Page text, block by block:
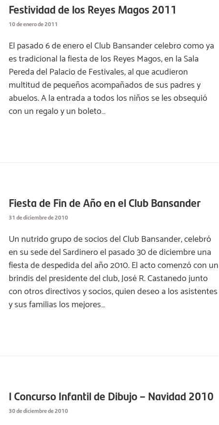
Festividad de los Reyes Magos 2011
10 de enero de 2011
El pasado 6 de enero el Club Bansander celebro como ya
es tradicional la fiesta de los Reyes Magos, en la Sala
Pereda del Palacio de Festivales, al que acudieron
multitud de pequeños acompañados de sus padres y
abuelos. A la entrada a todos los niños se les obsequió
con un regalo y un boleto…
Fiesta de Fin de Año en el Club Bansander
31 de diciembre de 2010
Un nutrido grupo de socios del Club Bansander, celebró
en su sede del Sardinero el pasado 30 de diciembre una
fiesta de despedida del año 2010. El acto comenzó con un
brindis del presidente del club, José R. Castanedo junto
con otros directivos y socios, quien deseo a los asistentes
y sus familias los mejores…
I Concurso Infantil de Dibujo – Navidad 2010
30 de diciembre de 2010